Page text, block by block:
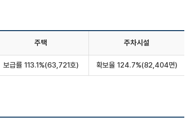
주택 주차시설
보급률 113.1%(63,721호) 확보율 124.7%(82,404면)